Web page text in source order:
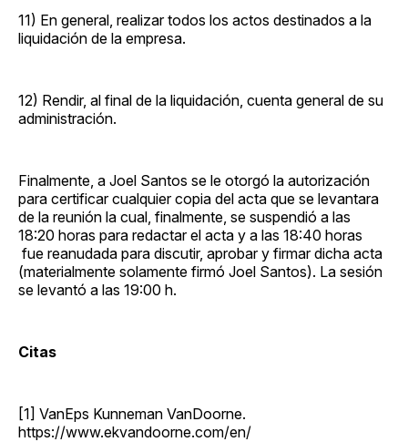
11) En general, realizar todos los actos destinados a la
liquidación de la empresa.
12) Rendir, al final de la liquidación, cuenta general de su
administración.
Finalmente, a Joel Santos se le otorgó la autorización
para certificar cualquier copia del acta que se levantara
de la reunión la cual, finalmente, se suspendió a las
18:20 horas para redactar el acta y a las 18:40 horas
fue reanudada para discutir, aprobar y firmar dicha acta
(materialmente solamente firmó Joel Santos). La sesión
se levantó a las 19:00 h.
Citas
[1] VanEps Kunneman VanDoorne.
https://www.ekvandoorne.com/en/